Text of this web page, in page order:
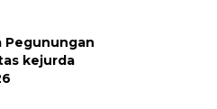
Pegunungan
kejurda